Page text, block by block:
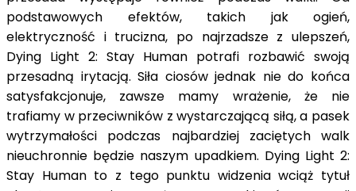
podstawowych efektów, takich jak ogień,
elektryczność i trucizna, po najrzadsze z ulepszeń,
Dying Light 2: Stay Human potrafi rozbawić swoją
przesadną irytacją. Siła ciosów jednak nie do końca
satysfakcjonuje, zawsze mamy wrażenie, że nie
trafiamy w przeciwników z wystarczającą siłą, a pasek
wytrzymałości podczas najbardziej zaciętych walk
nieuchronnie będzie naszym upadkiem. Dying Light 2:
Stay Human to z tego punktu widzenia wciąż tytuł